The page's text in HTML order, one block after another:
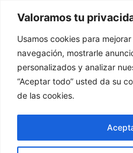
Valoramos tu
Usamos cookies para
navegación, mostrarle
personalizados y analizar
“Aceptar todo” usted da su
de las cookies.
contingut
Tu Rincón del
ESTÒNIA |FINLÀNDIA
Hèlsinki